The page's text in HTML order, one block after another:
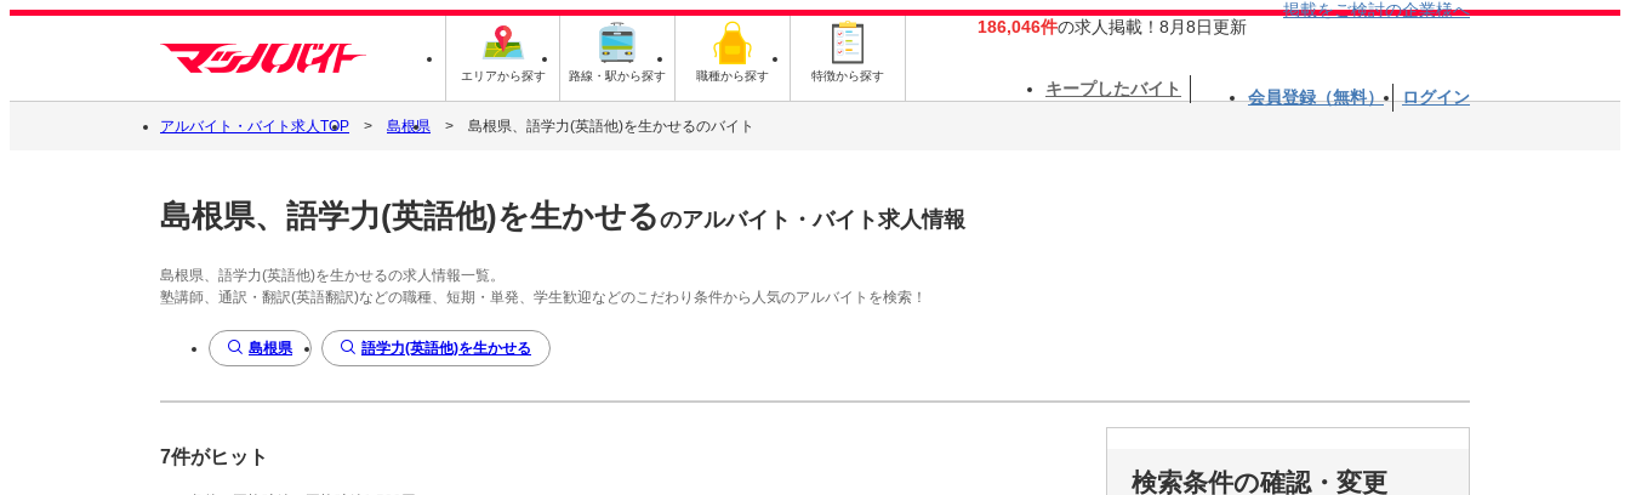
エリアから探す 路線・駅から探す 職種から探す 特徴から探す
186,046件の求人掲載！8月8日更新
掲載をご検討の企業様へ
キープしたバイト 会員登録（無料） ログイン
アルバイト・バイト求人TOP 島根県 島根県、語学力(英語他)を生かせるのバイト
島根県、語学力(英語他)を生かせるのアルバイト・バイト求人情報
島根県、語学力(英語他)を生かせるの求人情報一覧。
塾講師、通訳・翻訳(英語翻訳)などの職種、短期・単発、学生歓迎などのこだわり条件から人気のアルバイトを検索！
島根県 語学力(英語他)を生かせる
7件がヒット
検索条件の確認・変更